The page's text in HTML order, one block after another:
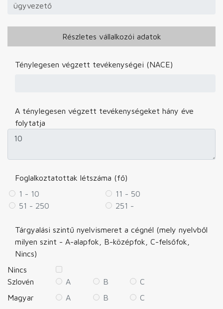
Részletes vállalkozói adatok
Ténylegesen végzett tevékenységei (NACE)
A ténylegesen végzett tevékenységeket hány éve
folytatja
Foglalkoztatottak létszáma (fő)
1 - 10
11 - 50
51 - 250
251 -
Tárgyalási szintű nyelvismeret a cégnél (mely nyelvből
milyen szint - A-alapfok, B-középfok, C-felsőfok,
Nincs)
Nincs
Szlovén
A B
C
Magyar
A B
C